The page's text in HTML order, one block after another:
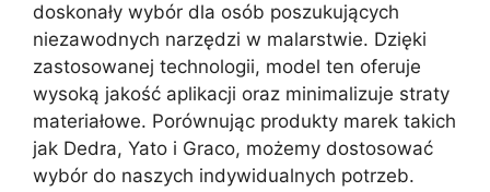
doskonały wybór dla osób poszukujących
niezawodnych narzędzi w malarstwie. Dzięki
zastosowanej technologii, model ten oferuje
wysoką jakość aplikacji oraz minimalizuje straty
materiałowe. Porównując produkty marek takich
jak Dedra, Yato i Graco, możemy dostosować
wybór do naszych indywidualnych potrzeb.